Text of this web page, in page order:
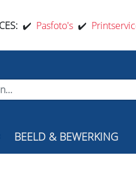
✔️ Pasfoto's ✔️
BEELD & BEWERKING